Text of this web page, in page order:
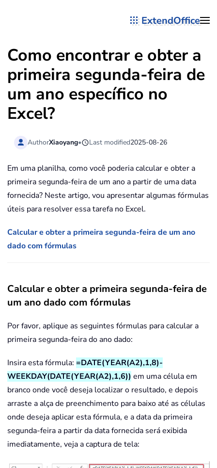
ExtendOffice
Como encontrar e obter a
primeira segunda-feira de
um ano específico no
Excel?
AuthorXiaoyang• Last modified2025-08-26
Em uma planilha, como você poderia calcular e obter a
primeira segunda-feira de um ano a partir de uma data
fornecida? Neste artigo, vou apresentar algumas fórmulas
úteis para resolver essa tarefa no Excel.
Calcular e obter a primeira segunda-feira de um ano
dado com fórmulas
Calcular e obter a primeira segunda-feira de
um ano dado com fórmulas
Por favor, aplique as seguintes fórmulas para calcular a
primeira segunda-feira do ano dado:
Insira esta fórmula: =DATE(YEAR(A2),1,8)-
WEEKDAY(DATE(YEAR(A2),1,6)) em uma célula em
branco onde você deseja localizar o resultado, e depois
arraste a alça de preenchimento para baixo até as células
onde deseja aplicar esta fórmula, e a data da primeira
segunda-feira a partir da data fornecida será exibida
imediatamente, veja a captura de tela: